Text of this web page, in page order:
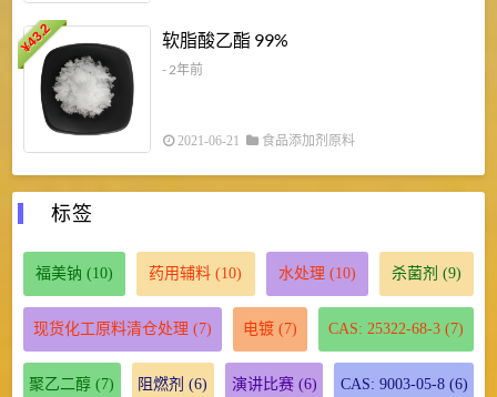
¥
43.2 软脂酸乙酯 99%
- 2年前
2021-06-21 食品添加剂原料
标签
福美钠 (10) 药用辅料 (10) 水处理 (10) 杀菌剂 (9)
现货化工原料清仓处理 (7) 电镀 (7) CAS: 25322-68-3 (7)
聚乙二醇 (7) 阻燃剂 (6) 演讲比赛(6) CAS: 9003-05-8(6)